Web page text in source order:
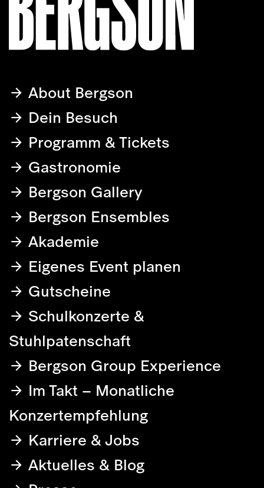
About Bergson
Dein Besuch
Programm & Tickets
Gastronomie
Bergson Gallery
Bergson Ensembles
Akademie
Eigenes Event planen
Gutscheine
Schulkonzerte &
Stuhlpatenschaft
Bergson Group Experience
Im Takt – Monatliche
Konzertempfehlung
Karriere & Jobs
Aktuelles & Blog